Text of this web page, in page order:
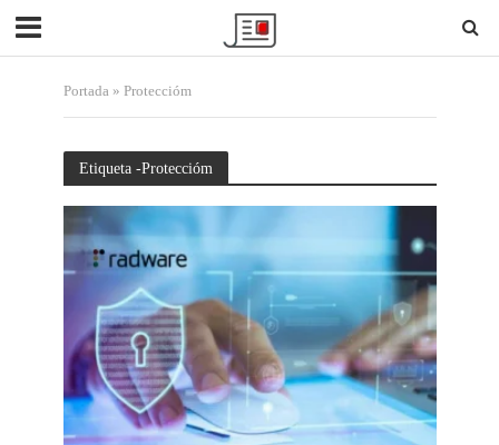
Portada» Proteccióm
Etiqueta -Proteccióm